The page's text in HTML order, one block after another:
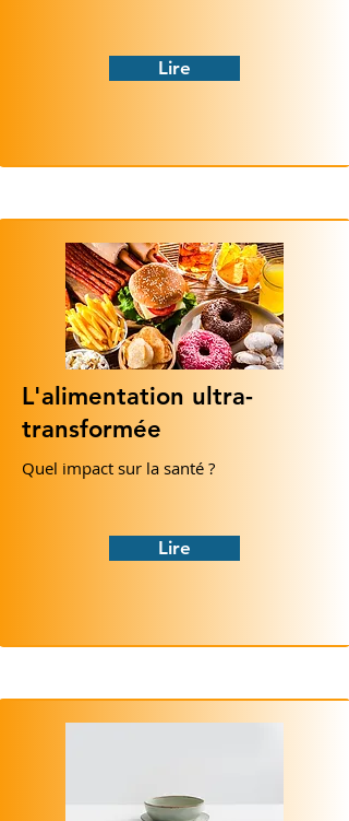
Lire
L'alimentation ultra-
transformée
Quel impact sur la santé ?
Lire